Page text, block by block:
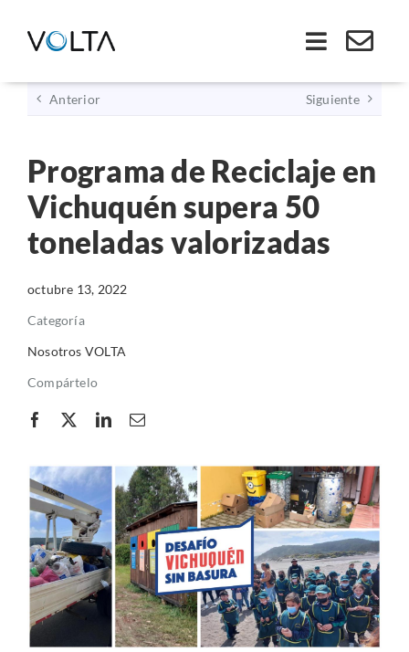
Toggle
Inicio
Somos VOLTA
Soluciones
Ley REP
Productos
Anterior Siguiente
Programa de Reciclaje en
Vichuquén supera 50
toneladas valorizadas
octubre 13, 2022
Categoría
Nosotros VOLTA
Compártelo